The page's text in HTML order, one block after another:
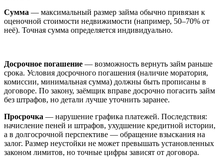
Сумма — максимальный размер займа обычно привязан к
оценочной стоимости недвижимости (например, 50–70% от
неё). Точная сумма определяется индивидуально.
Досрочное погашение — возможность вернуть займ раньше
срока. Условия досрочного погашения (наличие моратория,
комиссии, минимальная сумма) должны быть прописаны в
договоре. По закону, заёмщик вправе досрочно погасить займ
без штрафов, но детали лучше уточнить заранее.
Просрочка — нарушение графика платежей. Последствия:
начисление пеней и штрафов, ухудшение кредитной истории,
а в долгосрочной перспективе — обращение взыскания на
залог. Размер неустойки не может превышать установленных
законом лимитов, но точные цифры зависят от договора.